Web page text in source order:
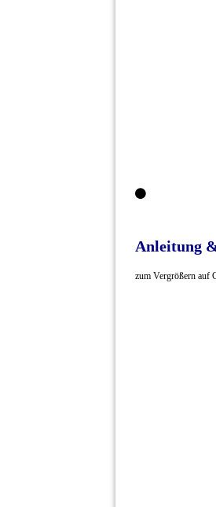
Anleitung
zum Vergrößern auf